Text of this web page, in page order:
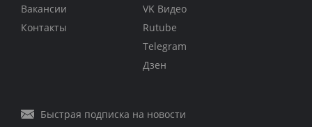
Вакансии
Контакты
VK Видео
Rutube
Telegram
Дзен
Быстрая подписка на новости